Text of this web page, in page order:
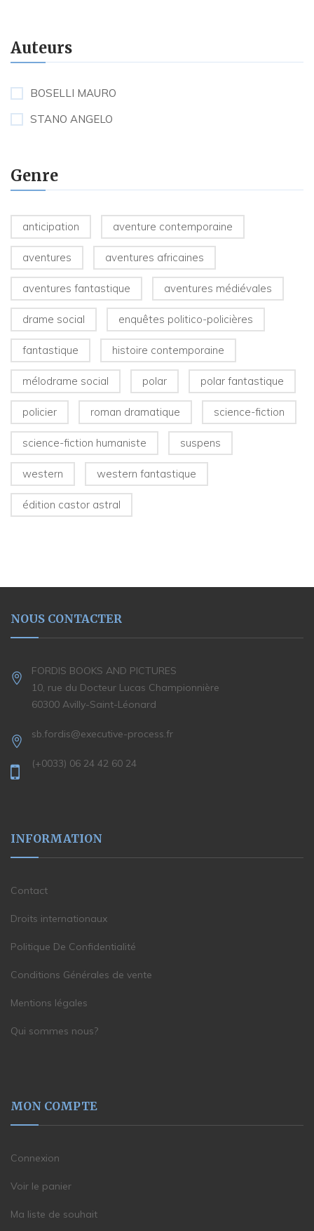
Auteurs
BOSELLI MAURO
STANO ANGELO
Genre
anticipation aventure contemporaine
aventures aventures africaines
aventures fantastique aventures médiévales
drame social enquêtes politico-policières
fantastique histoire contemporaine
mélodrame social polar polar fantastique
policier roman dramatique science-fiction
science-fiction humaniste suspens
western western fantastique
édition castor astral
NOUS CONTACTER
FORDIS BOOKS AND PICTURES
10, rue du Docteur Lucas Championnière
60300 Avilly-Saint-Léonard
sb.fordis@executive-process.fr
(+0033) 06 24 42 60 24
INFORMATION
Contact
Droits internationaux
Politique De Confidentialité
Conditions Générales de vente
Mentions légales
Qui sommes nous?
MON COMPTE
Connexion
Voir le panier
Ma liste de souhait